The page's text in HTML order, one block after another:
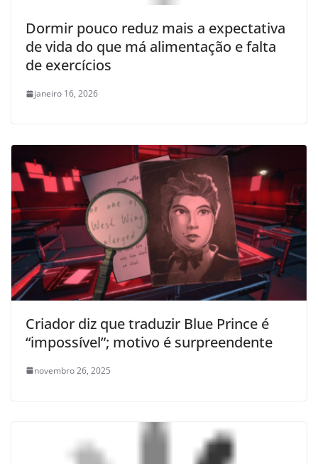
Dormir pouco reduz mais a expectativa
de vida do que má alimentação e falta
de exercícios
janeiro 16, 2026
Criador diz que traduzir Blue Prince é
“impossível”; motivo é surpreendente
novembro 26, 2025